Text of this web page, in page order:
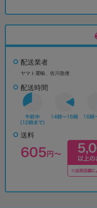
配送業者
ヤマト運輸、佐川急便
配送時間
送料